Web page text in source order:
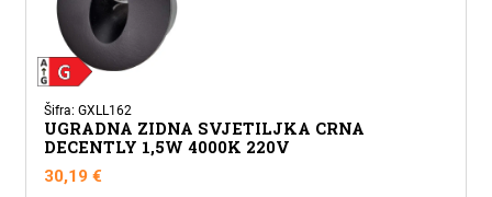
Šifra: GXLL162
UGRADNA ZIDNA SVJETILJKA CRNA
DECENTLY 1,5W 4000K 220V
30,19€